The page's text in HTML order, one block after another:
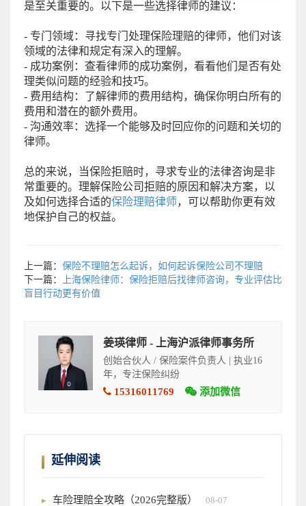
是至关重要的。以下是一些选择律师的建议：
- 专门领域：寻找专门处理保险理赔的律师，他们对该
领域的法律和规定有深入的理解。
- 成功案例：查看律师的成功案例，看看他们是否有处
理类似问题的经验和技巧。
- 费用结构：了解律师的费用结构，确保你明白所有的
费用和潜在的额外费用。
- 沟通效率：选择一个能够及时回应你的问题和关切的
律师。
总的来说，当保险拒赔时，寻求专业的法律咨询是非
常重要的。理解保险公司拒赔的原因和解决方案，以
及如何选择合适的保险理赔律师，可以帮助你更有效
地保护自己的权益。
上一篇： 保险不理赔怎么起诉，如何起诉保险公司不理赔
下一篇：
上海保险律师：保险拒赔后找律师咨询，专业评估比
盲目行动更有价值
姜瑛律师 - 上海沪派律师事务所
创始合伙人 / 保险案件负责人 | 执业16
年，专注保险纠纷
15316011769 添加微信
延伸阅读
车险理赔全攻略（2026完整版） 08-07